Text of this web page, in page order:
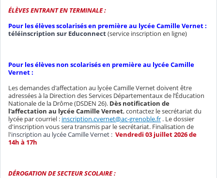
ÉLÈVES ENTRANT EN TERMINALE :
Pour les élèves scolarisés en première au lycée Camille Vernet :
téléinscription sur Educonnect(service inscription en ligne)
Pour les élèves non scolarisés en première au lycée Camille
Vernet :
Les demandes d'affectation au lycée Camille Vernet doivent être
adressées à la Direction des Services Départementaux de l’Éducation
Nationale de la Drôme (DSDEN 26). Dès notification de
l'affectation au lycée Camille Vernet, contactez le secrétariat du
lycée par courriel : inscription.cvernet@ac-grenoble.fr . Le dossier
d'inscription vous sera transmis par le secrétariat. Finalisation de
l'inscription au lycée Camille Vernet : Vendredi 03 juillet 2026 de
14h à 17h
DÉROGATION DE SECTEUR SCOLAIRE :